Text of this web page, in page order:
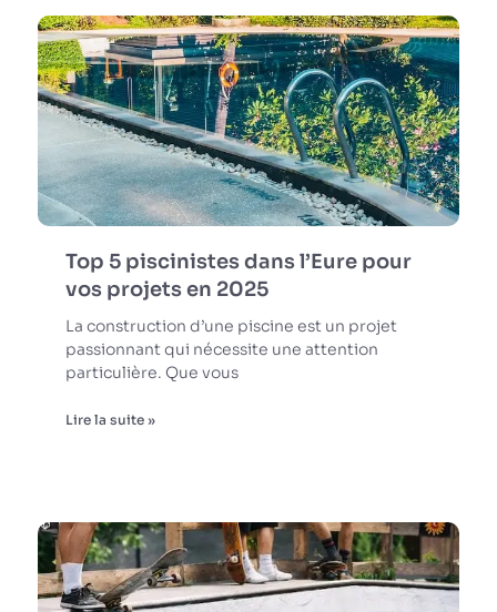
Top 5 piscinistes dans l’Eure pour
vos projets en 2025
La construction d’une piscine est un projet
passionnant qui nécessite une attention
particulière. Que vous
Lire la suite »